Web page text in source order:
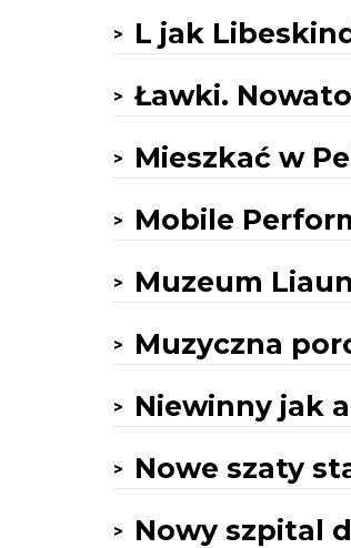
L jak
Ławki.
Mieszkać w
Mobile
Muzeum
Muzyczna
Niewinny jak
Nowe szaty
Nowy szpital